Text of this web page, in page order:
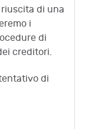
di una
i
di
creditori.
di